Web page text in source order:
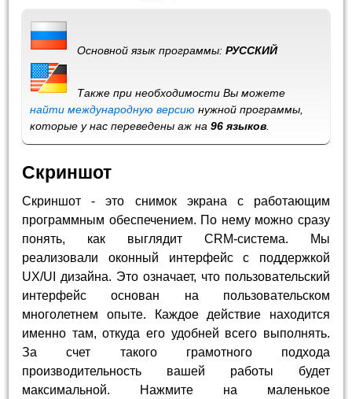
Основной язык программы:РУССКИЙ
Также при необходимости Вы можете
найти международную версию нужной программы,
которые у нас переведены аж на96 языков
Скриншот
Скриншот - это снимок экрана с работающим
программным обеспечением. По нему можно сразу
понять, как выглядит CRM-система. Мы
реализовали оконный интерфейс с поддержкой
UX/UI дизайна. Это означает, что пользовательский
интерфейс основан на пользовательском
многолетнем опыте. Каждое действие находится
именно там, откуда его удобней всего выполнять.
За счет такого грамотного подхода
производительность вашей работы будет
максимальной. Нажмите на маленькое